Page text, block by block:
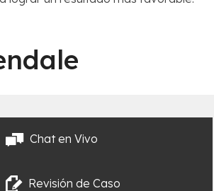
Chat en Vivo
Revisión de Caso